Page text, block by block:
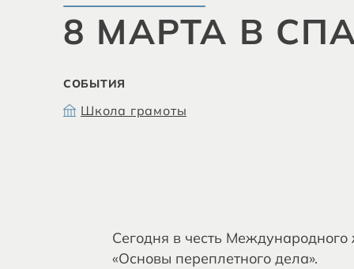
8 МАРТА В
СОБЫТИЯ
Школа грамоты
Сегодня в честь
«Основы переплетного дела».